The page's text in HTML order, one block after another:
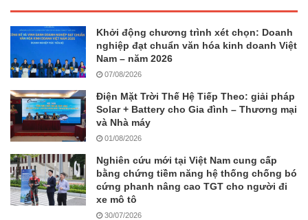
Khởi động chương trình xét chọn: Doanh
nghiệp đạt chuẩn văn hóa kinh doanh Việt
Nam – năm 2026
07/08/2026
Điện Mặt Trời Thế Hệ Tiếp Theo: giải pháp
Solar + Battery cho Gia đình – Thương mại
và Nhà máy
01/08/2026
Nghiên cứu mới tại Việt Nam cung cấp
bằng chứng tiềm năng hệ thống chống bó
cứng phanh nâng cao TGT cho người đi
xe mô tô
30/07/2026